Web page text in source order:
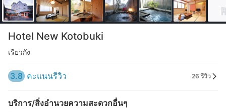
Hotel New Kotobuki
เรียวกัง
3.8 คะแนนรีวิว 26 รีวิว
บริการ/สิ่งอำนวยความสะดวกอื่นๆ